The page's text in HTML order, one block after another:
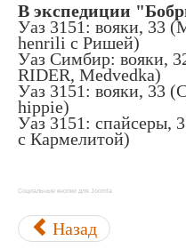
В экспедиции
Уаз 3151: вояки, 33
henrili с Ришей)
Уаз Симбир: вояки,
RIDER, Medvedka)
Уаз 3151: вояки, 33
hippie)
Уаз 3151: спайсеры,
с Кармелитой)
Социальные кнопки для Joomla
Назад